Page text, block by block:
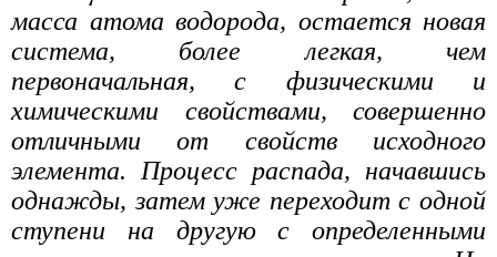
масса атома водорода, остается новая
система, более легкая, чем
первоначальная, с физическими и
химическими свойствами, совершенно
отличными от свойств исходного
элемента. Процесс распада, начавшись
однажды, затем уже переходит с одной
ступени на другую с определенными